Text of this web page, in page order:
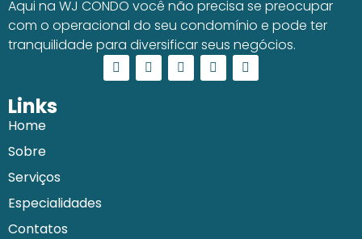
Aqui na WJ CONDO você não precisa se preocupar
com o operacional do seu condomínio e pode ter
tranquilidade para diversificar seus negócios.
Links
Home
Sobre
Serviços
Especialidades
Contatos